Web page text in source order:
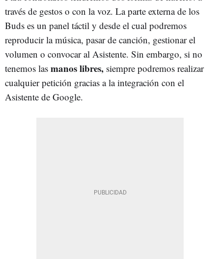
través de gestos o con la voz. La parte externa de los
Buds es un panel táctil y desde el cual podremos
reproducir la música, pasar de canción, gestionar el
volumen o convocar al Asistente. Sin embargo, si no
tenemos las manos libres, siempre podremos realizar
cualquier petición gracias a la integración con el
Asistente de Google.